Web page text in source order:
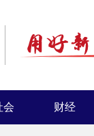
会 财经